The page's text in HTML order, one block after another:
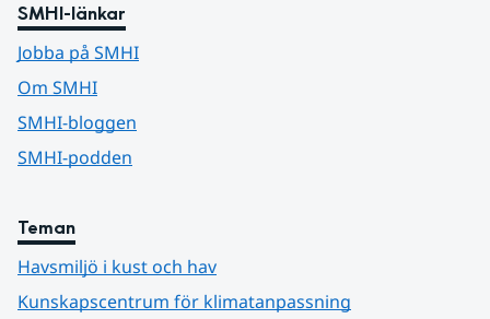
SMHI-länkar
Jobba på SMHI
Om SMHI
SMHI-bloggen
SMHI-podden
Teman
Havsmiljö i kust och hav
Kunskapscentrum för klimatanpassning